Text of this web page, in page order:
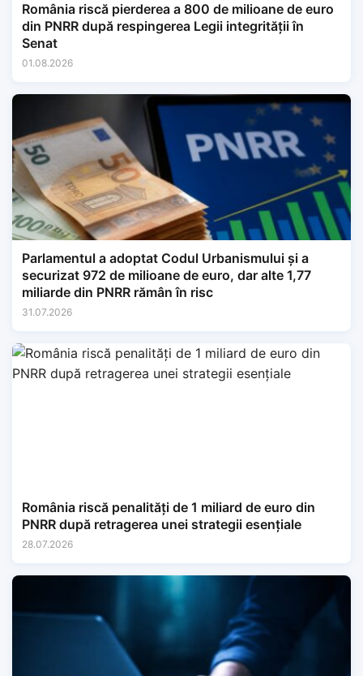
România riscă pierderea a 800 de milioane de euro
din PNRR după respingerea Legii integrității în
Senat
01.08.2026
Parlamentul a adoptat Codul Urbanismului și a
securizat 972 de milioane de euro, dar alte 1,77
miliarde din PNRR rămân în risc
31.07.2026
România riscă penalități de 1 miliard de euro din
PNRR după retragerea unei strategii esențiale
28.07.2026